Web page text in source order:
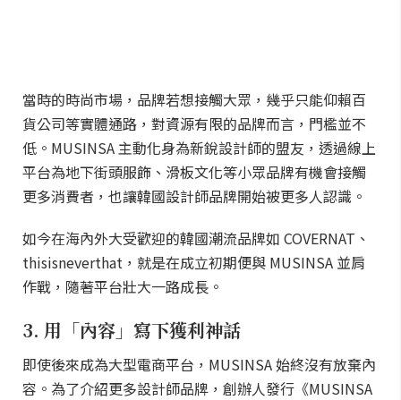
當時的時尚市場，品牌若想接觸大眾，幾乎只能仰賴百
貨公司等實體通路，對資源有限的品牌而言，門檻並不
低。MUSINSA 主動化身為新銳設計師的盟友，透過線上
平台為地下街頭服飾、滑板文化等小眾品牌有機會接觸
更多消費者，也讓韓國設計師品牌開始被更多人認識。
如今在海內外大受歡迎的韓國潮流品牌如 COVERNAT、
thisisneverthat，就是在成立初期便與 MUSINSA 並肩
作戰，隨著平台壯大一路成長。
3. 用「內容」寫下獲利神話
即使後來成為大型電商平台，MUSINSA 始終沒有放棄內
容。為了介紹更多設計師品牌，創辦人發行《MUSINSA